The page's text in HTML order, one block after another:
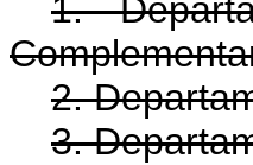
1.
2.
3.